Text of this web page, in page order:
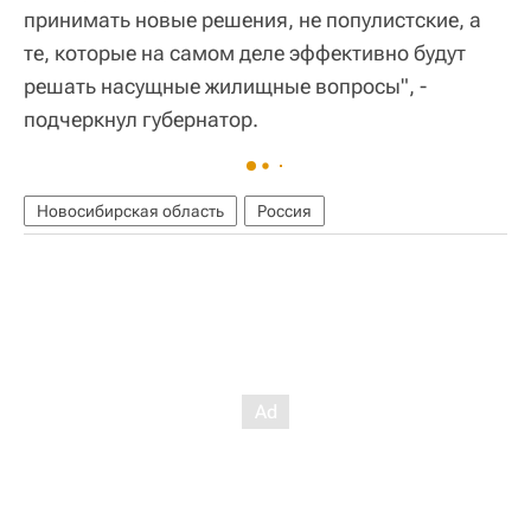
принимать новые решения, не популистские, а
те, которые на самом деле эффективно будут
решать насущные жилищные вопросы", -
подчеркнул губернатор.
Новосибирская область Россия